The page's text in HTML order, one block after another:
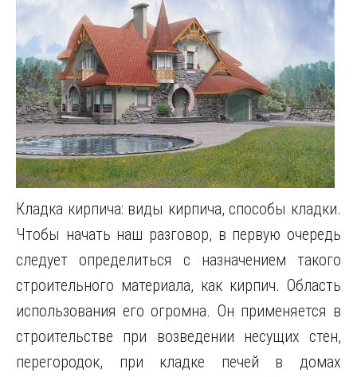
Кладка кирпича: виды кирпича, способы кладки.
Чтобы начать наш разговор, в первую очередь
следует определиться с назначением такого
строительного материала, как кирпич. Область
использования его огромна. Он применяется в
строительстве при возведении несущих стен,
перегородок, при кладке печей в домах